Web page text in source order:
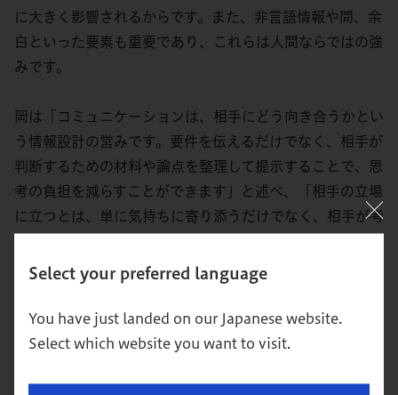
Select your preferred language
You have just landed on our Japanese website.
Select which website you want to visit.
に大きく影響されるからです。また、非言語情報や間、余
白といった要素も重要であり、これらは人間ならではの強
みです。
岡は「コミュニケーションは、相手にどう向き合うかとい
う情報設計の営みです。要件を伝えるだけでなく、相手が
判断するための材料や論点を整理して提示することで、思
考の負担を減らすことができます」と述べ、「相手の立場
に立つとは、単に気持ちに寄り添うだけでなく、相手が考
かというプロセスにこそ、その人らしさや配慮が表れるの
教員セッション-B 【ヒト】AI時代に向けた
組織変革とリスキリング